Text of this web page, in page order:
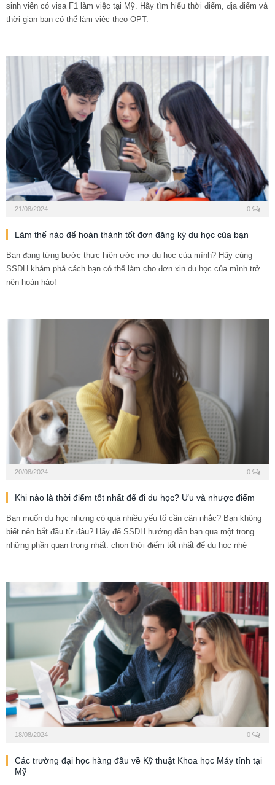
sinh viên có visa F1 làm việc tại Mỹ. Hãy tìm hiểu thời điểm, địa điểm và
thời gian bạn có thể làm việc theo OPT.
21/08/2024 0
Làm thế nào để hoàn thành tốt đơn đăng ký du học của bạn
Bạn đang từng bước thực hiện ước mơ du học của mình? Hãy cùng
SSDH khám phá cách bạn có thể làm cho đơn xin du học của mình trở
nên hoàn hảo!
20/08/2024 0
Khi nào là thời điểm tốt nhất để đi du học? Ưu và nhược điểm
Bạn muốn du học nhưng có quá nhiều yếu tố cần cân nhắc? Bạn không
biết nên bắt đầu từ đâu? Hãy để SSDH hướng dẫn bạn qua một trong
những phần quan trọng nhất: chọn thời điểm tốt nhất để du học nhé
18/08/2024 0
Các trường đại học hàng đầu về Kỹ thuật Khoa học Máy tính tại
Mỹ